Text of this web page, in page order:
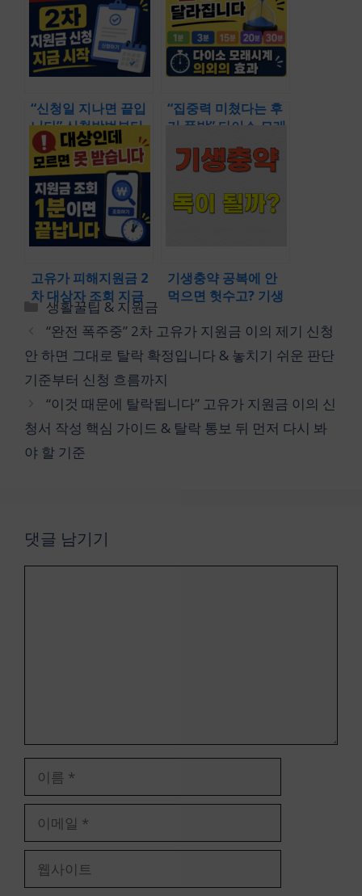
보 뒤 먼저 다시 봐야
할 기준
& 최대 지원 체크 가
이드
“신청일 지나면 끝입
니다” 신청방법부터
고유가피해지원금 2
차 신청기간까지 확
인해야 할 기준과 신
청 흐름 (고유가 피해
지원금 2차 신청일 방
법 알려주세요)
“집중력 미쳤다는 후
기 폭발” 다이소 모래
시계 1분 3분 15분 20
분 30분 타이머 & 공
이유도 알아보기
고유가 피해지원금 2
차 대상자 조회 지금
안 하면 놓칠수도 있
어요 & 고유가피해지
원금 2차 대상자 조회
전에 먼저 살펴볼 기
준들
기생충약 공복에 안
먹으면 헛수고? 기생
부터 먹는지 종류별
주기 & 술 마시면 설
사 부작용 완벽 정리
카
테
리
생활꿀팁 & 지원금
“완전 폭주중” 2차 고유가 지원금 이의 제기 신청
안 하면 그대로 탈락 확정입니다 & 놓치기 쉬운 판단
기준부터 신청 흐름까지
“이것 때문에 탈락됩니다” 고유가 지원금 이의 신
청서 작성 핵심 가이드 & 탈락 통보 뒤 먼저 다시 봐
야 할 기준
댓글 남기기
일